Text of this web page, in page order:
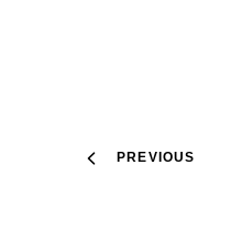
PREVIOUS